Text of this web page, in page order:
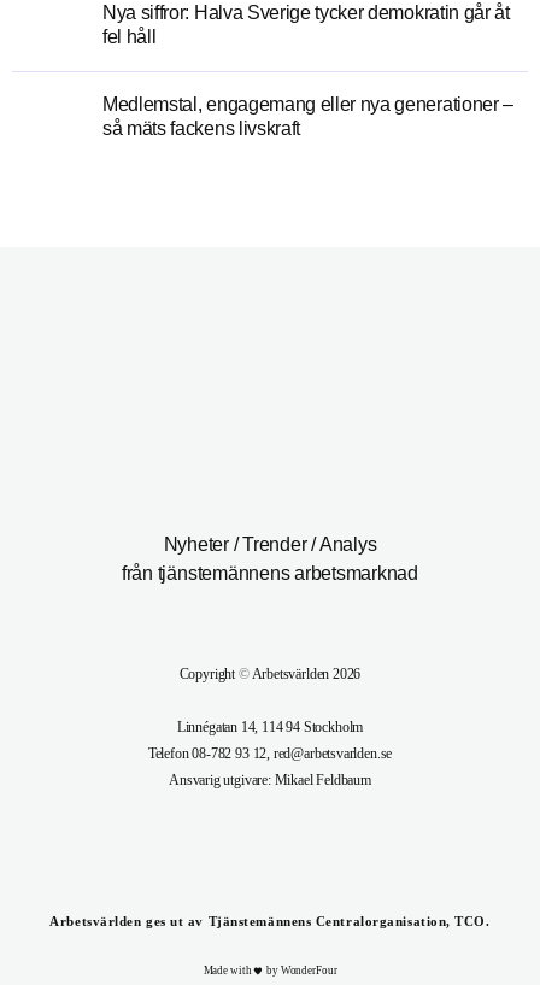
Nya siffror: Halva Sverige tycker demokratin går åt
fel håll
Medlemstal, engagemang eller nya generationer –
så mäts fackens livskraft
Nyheter / Trender / Analys
från tjänstemännens arbetsmarknad
Copyright ©Arbetsvärlden 2026
Linnégatan 14, 114 94 Stockholm
Telefon 08-782 93 12, red@arbetsvarlden.se
Ansvarig utgivare: Mikael Feldbaum
Arbetsvärlden ges ut av Tjänstemännens Centralorganisation, TCO.
Made with by WonderFour